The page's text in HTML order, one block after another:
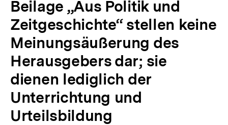
Beilage „Aus Politik und
Zeitgeschichte“ stellen keine
Meinungsäußerung des
Herausgebers dar; sie
dienen lediglich der
Unterrichtung und
Urteilsbildung